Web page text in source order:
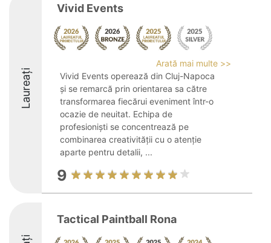
Laureați
Vivid Events
Arată mai multe >>
Vivid Events operează din Cluj-Napoca
și se remarcă prin orientarea sa către
transformarea fiecărui eveniment într-o
ocazie de neuitat. Echipa de
profesioniști se concentrează pe
combinarea creativității cu o atenție
aparte pentru detalii, ...
9
Tactical Paintball Rona